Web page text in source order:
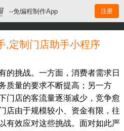
--免编程制作App 注册
,定制门店助手小程序
的挑战。一方面，消费者需求日
质量的要求不断提高；另一方
门店的客流量逐渐减少，竞争愈
店由于规模较小、资金有限，往
有效应对这些挑战。面对如此严